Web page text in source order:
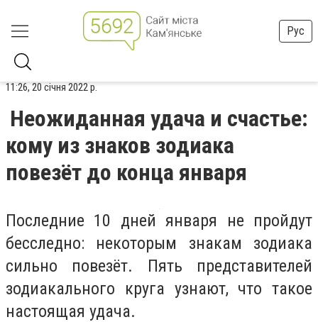
Рус
11:26, 20 січня 2022 р.
Неожиданная удача и счастье:
кому из знаков зодиака
повезёт до конца января
Последние 10 дней января не пройдут
бесследно: некоторым знакам зодиака
сильно повезёт. Пять представителей
зодиакального круга узнают, что такое
настоящая удача.